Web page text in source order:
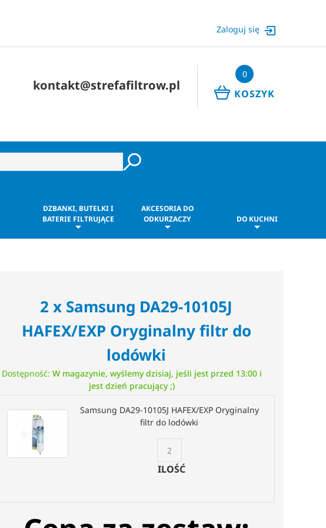
Zaloguj się
0
KOSZYK
kontakt@strefafiltrow.pl
DZBANKI, BUTELKI I
BATERIE FILTRUJĄCE
AKCESORIA DO
ODKURZACZY
DO KUCHNI
2 x Samsung DA29-10105J
HAFEX/EXP Oryginalny filtr do
lodówki
Dostępność: W magazynie, wyślemy dzisiaj, jeśli jest przed 13:00 i
jest dzień pracujący ;)
Samsung DA29-10105J HAFEX/EXP Oryginalny
filtr do lodówki
ILOŚĆ